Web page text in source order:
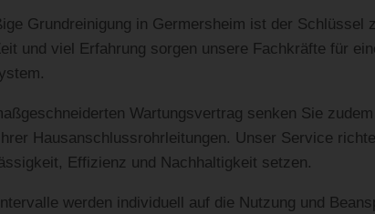
Grundreinigung in Germersheim ist der
und viel Erfahrung sorgen unsere Fachkräfte für
Wartungsvertrag senken Sie
Hausanschlussrohrleitungen. Unser Service
Effizienz und Nachhaltigkeit setzen.
werden individuell auf die Nutzung und